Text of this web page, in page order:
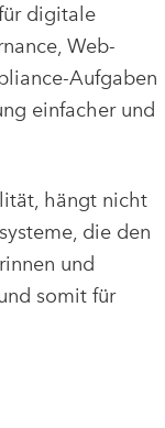
digitale
Web-
Aufgaben
einfacher und
hängt nicht
die den
und
somit für